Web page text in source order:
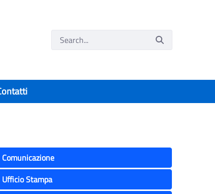
Comunicazione
Ufficio Stampa